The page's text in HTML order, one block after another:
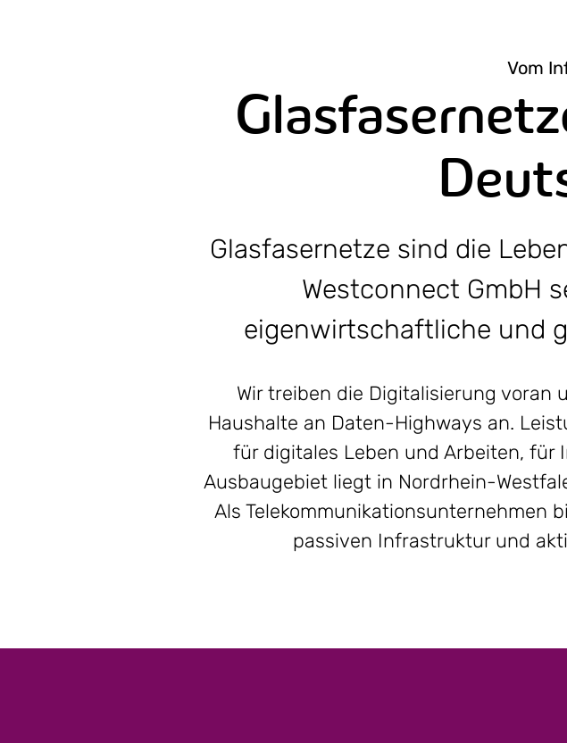
Vom
Glasfasernetze sind die
Westconnect GmbH
eigenwirtschaftliche und
Wir treiben die Digitalisierung voran
Haushalte an Daten-Highways an.
für digitales Leben und Arbeiten, für
Ausbaugebiet liegt in Nordrhein-
Als Telekommunikations­unternehmen
passiven Infrastruktur und